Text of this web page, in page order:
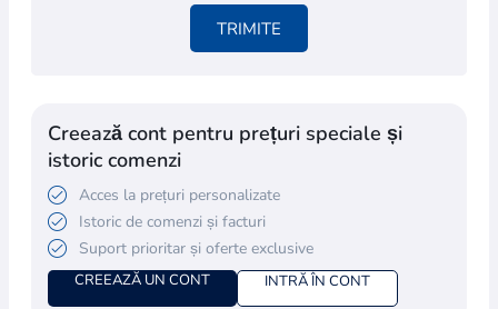
TRIMITE
Creează cont pentru prețuri speciale și
istoric comenzi
Acces la prețuri personalizate
Istoric de comenzi și facturi
Suport prioritar și oferte exclusive
CREEAZĂ UN CONT INTRĂ ÎN CONT